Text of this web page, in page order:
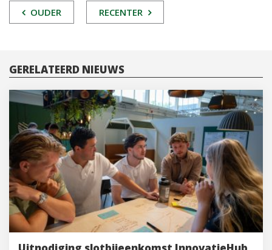
POST
OUDER RECENTER
GERELATEERD NIEUWS